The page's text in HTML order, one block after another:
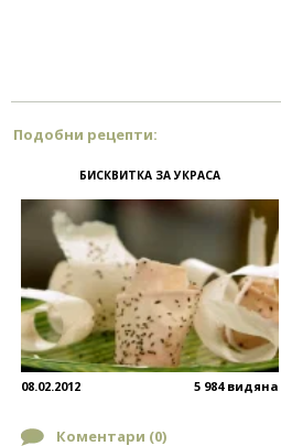
Подобни рецепти:
БИСКВИТКА ЗА УКРАСА
08.02.2012 5 984 видяна
Коментари (0)